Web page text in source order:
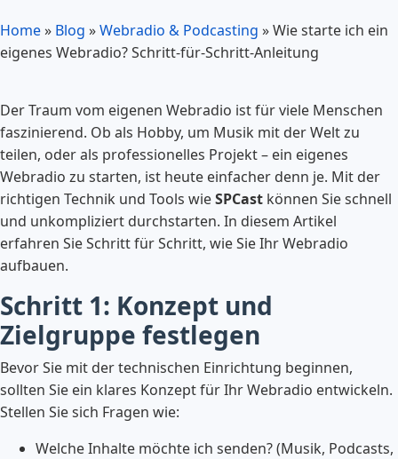
Home» Blog »Webradio & Podcasting »Wie starte ich ein
eigenes Webradio? Schritt-für-Schritt-Anleitung
Der Traum vom eigenen Webradio ist für viele Menschen
faszinierend. Ob als Hobby, um Musik mit der Welt zu
teilen, oder als professionelles Projekt – ein eigenes
Webradio zu starten, ist heute einfacher denn je. Mit der
richtigen Technik und Tools wieSPCast können Sie schnell
und unkompliziert durchstarten. In diesem Artikel
erfahren Sie Schritt für Schritt, wie Sie Ihr Webradio
aufbauen.
Schritt 1: Konzept und
Zielgruppe festlegen
Bevor Sie mit der technischen Einrichtung beginnen,
sollten Sie ein klares Konzept für Ihr Webradio entwickeln.
Stellen Sie sich Fragen wie:
Welche Inhalte möchte ich senden? (Musik, Podcasts,